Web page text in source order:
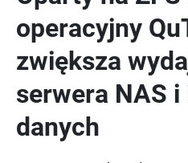
operacyjny
zwiększa
serwera NAS
danych